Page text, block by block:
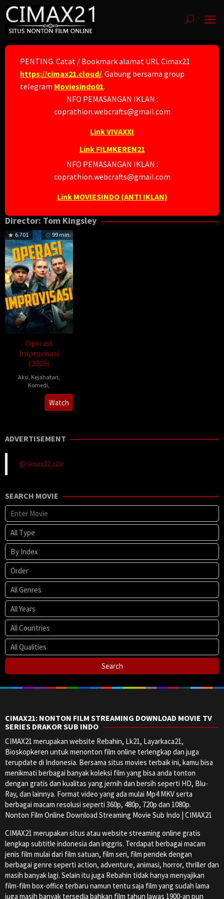
Skip
to
content
PENTING. Catat / Bookmark alamat URL Cimax21
https://cimax21.cloud/. Gabung bersama group
telegram Moviesindo01.
NFO PEMASANGAN IKLAN :
coprathion.webcrafts@gmail.com
Link VIVAXXI
Link FILMKEREN21
NFO PEMASANGAN IKLAN :
coprathion.webcrafts@gmail.com
Link MOVIESINDO (ANTI IKLAN)
Director: Tom Kingsley
6.701 99 min
Operasi
Improvisasi
(2025)
Aksi Kejahatan
Komedi
2025-
06-
Tom
Kingsley
Watch
ADVERTISEMENT
@cimax21.site
SEARCH MOVIE
CIMAX21: NONTON FILM STREAMING DOWNLOAD MOVIE TV
SERIES DRAKOR SUB INDO
CIMAX21 merupakan website Rebahin, Lk21, Layarkaca21,
Bioskopkeren untuk menonton film online terlengkap dan juga
terupdate di Indonesia. Bersama situs movies terbaik ini, kamu bisa
menikmati berbagai banyak koleksi film yang bisa anda tonton
dengan gratis dan kualitas yang jernih dan bersih seperti HD, Blu-
Ray, dan lainnya. Format video yang ada mulai Mp4 MKV serta
berbagai macam resolusi seperti 360p, 480p, 720p dan 1080p.
Nonton Film Online Download Streaming Movie Sub Indo | CIMAX21
CIMAX21 merupakan situs atau website streaming online gratis
lengkap subtitle indonesia dan inggris. Terdapat berbagai macam
jenis film mulai dari film satuan, film seri, film pendek dengan
berbagai genre seperti action, adventure, animasi, horror, thriller dan
masih banyak lagi. Selain itu juga Rebahin tidak hanya menyajikan
film-film box-office terbaru namun tentu saja film yang sudah lama
juga masih banyak tersedia bahkan film tahun lawas 1900-an pun